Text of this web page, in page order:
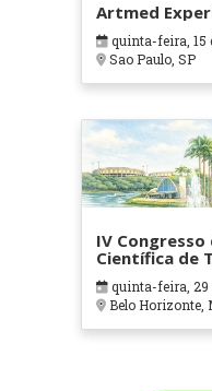
Artmed
quinta-feira, 15
Sao Paulo, SP
IV Congresso
Científica de
em
Cuidados
quinta-feira, 29
Belo Horizonte,